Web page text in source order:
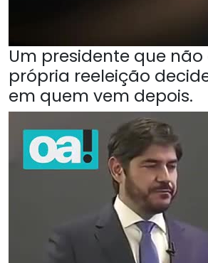
Um presidente que
própria reeleição
em quem vem depois.